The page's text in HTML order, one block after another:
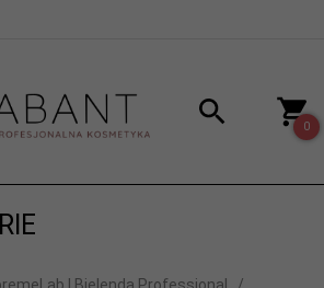
0
| Bielenda Professional